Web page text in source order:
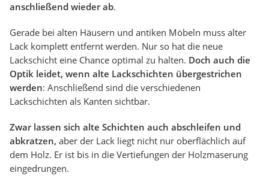
anschließend wieder ab.
Gerade bei alten Häusern und antiken Möbeln muss alter
Lack komplett entfernt werden. Nur so hat die neue
Lackschicht eine Chance optimal zu halten. Doch auch die
Optik leidet, wenn alte Lackschichten übergestrichen
werden: Anschließend sind die verschiedenen
Lackschichten als Kanten sichtbar.
Zwar lassen sich alte Schichten auch abschleifen und
abkratzen, aber der Lack liegt nicht nur oberflächlich auf
dem Holz. Er ist bis in die Vertiefungen der Holzmaserung
eingedrungen.